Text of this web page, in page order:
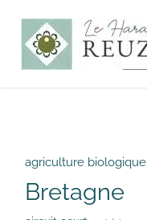
agriculture biologique
Bretagne